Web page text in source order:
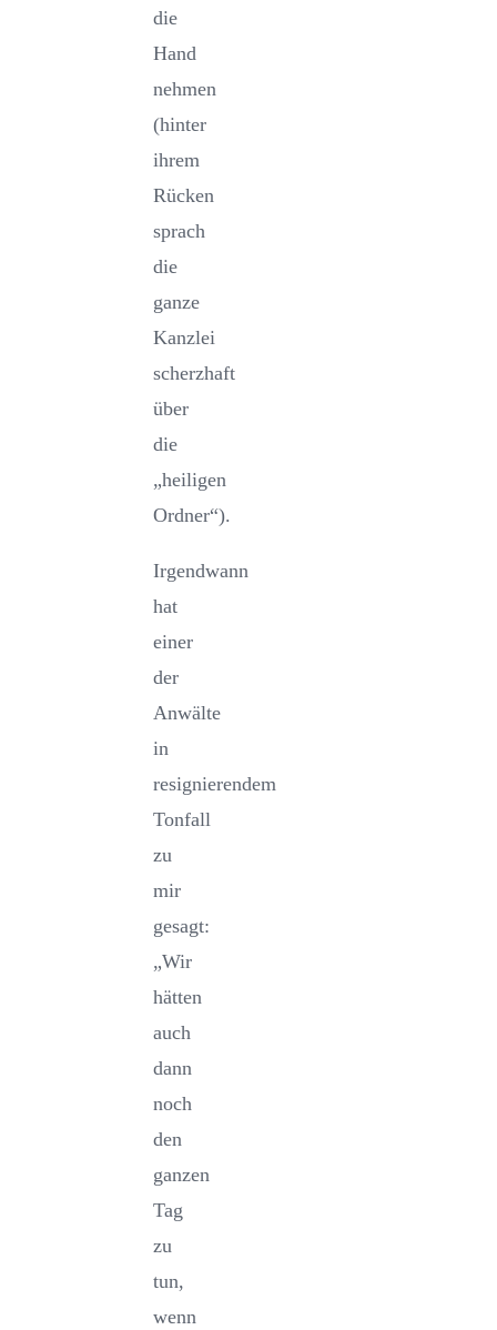
die
Hand
nehmen
(hinter
ihrem
Rücken
sprach
die
ganze
Kanzlei
scherzhaft
über
die
„heiligen
Ordner“).
Irgendwann
hat
einer
der
Anwälte
in
resignierendem
Tonfall
zu
mir
gesagt:
„Wir
hätten
auch
dann
noch
den
ganzen
Tag
zu
tun,
wenn